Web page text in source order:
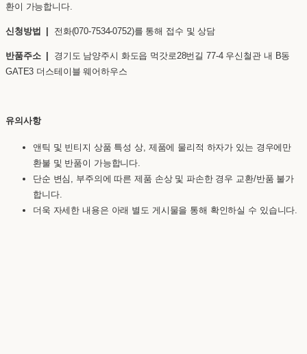
환이 가능합니다.
신청방법 | 전화(070-7534-0752)를 통해 접수 및 상담
반품주소 | 경기도 남양주시 화도읍 먹갓로28번길 77-4 우신철관 내 B동
GATE3 더스테이블 웨어하우스
유의사항
앤틱 및 빈티지 상품 특성 상, 제품에 물리적 하자가 있는 경우에만
환불 및 반품이 가능합니다.
단순 변심, 부주의에 따른 제품 손상 및 파손한 경우 교환/반품 불가
합니다.
더욱 자세한 내용은 아래 별도 게시물을 통해 확인하실 수 있습니다.